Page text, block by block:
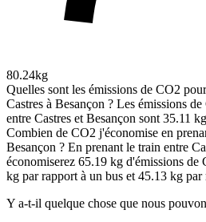
80.24kg
Quelles sont les émissions de CO2
Castres à Besançon ? Les émissions
entre Castres et Besançon sont 35.11
Combien de CO2 j'économise en
Besançon ? En prenant le train entre
économiserez 65.19 kg d'émissions
kg par rapport à un bus et 45.13 kg
Y a-t-il quelque chose que nous